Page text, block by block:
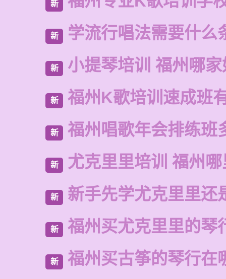
新
新 学流行唱法需要什么
新 小提琴培训 福州哪
新 福州K歌培训速成班
新 福州唱歌年会排练班
新 尤克里里培训 福州
新 新手先学尤克里里还
新 福州买尤克里里的琴
新 福州买古筝的琴行在